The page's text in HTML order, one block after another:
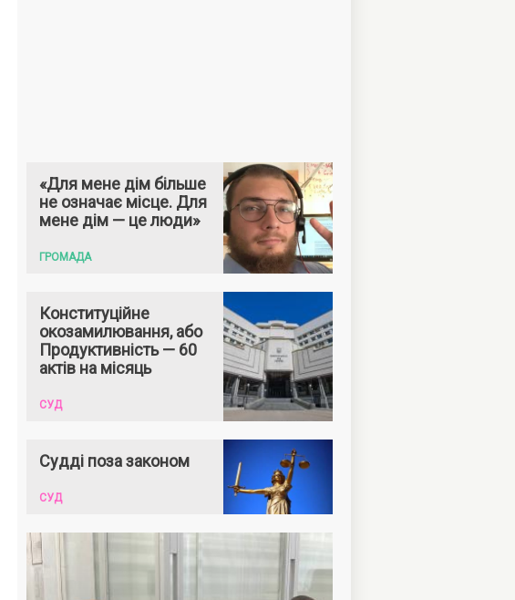
«Для мене дім більше
не означає місце. Для
мене дім — це люди»
ГРОМАДА
Конституційне
окозамилювання, або
Продуктивність — 60
актів на місяць
СУД
Судді поза законом
СУД